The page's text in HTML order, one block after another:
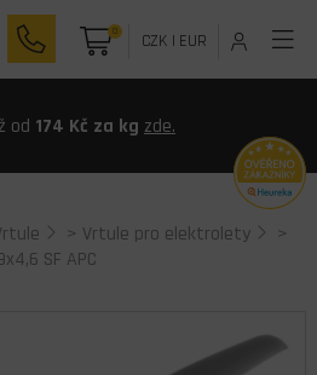
0 CZK| EUR
od 174 Kč za kg zde.
> Vrtule pro elektrolety
>
SF APC